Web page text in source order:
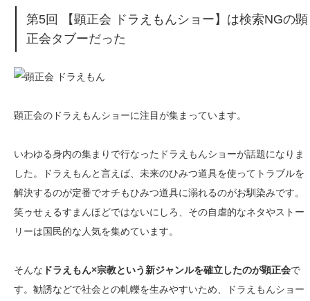
第5回 【顕正会 ドラえもんショー】は検索NGの顕
正会タブーだった
顕正会のドラえもんショーに注目が集まっています。
いわゆる身内の集まりで行なったドラえもんショーが話題になりま
した。ドラえもんと言えば、未来のひみつ道具を使ってトラブルを
解決するのが定番でオチもひみつ道具に溺れるのがお馴染みです。
笑ゥせぇるすまんほどではないにしろ、その自虐的なネタやストー
リーは国民的な人気を集めています。
そんな ドラえもん×宗教という新ジャンルを確立したのが顕正会で
す。勧誘などで社会との軋轢を生みやすいため、ドラえもんショー